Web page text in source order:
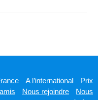
A l’international
Prix
Nous rejoindre
Nous